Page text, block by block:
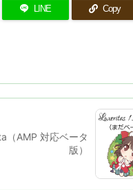
LINE Copy
（AMP 対応ベータ
版）